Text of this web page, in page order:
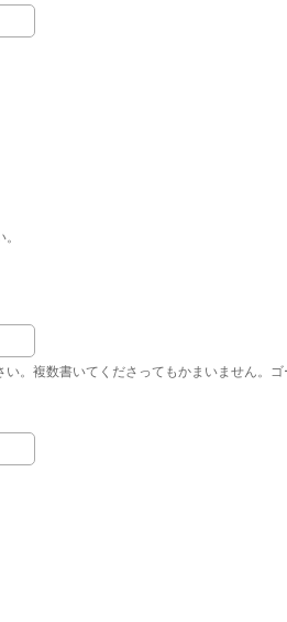
。複数書いてくださってもかまいません。